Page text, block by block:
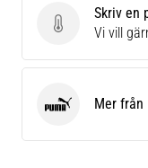
Skriv en
Skriv en
Vi vill
Puma Mer från